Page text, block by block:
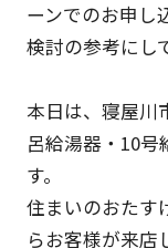
ーンでのお申し
検討の参考にし
本日は、寝屋
呂給湯器・10号
す。
住まいのおたす
らお客様が来店